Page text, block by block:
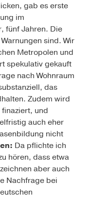
gab es erste
im
fünf Jahren. Die
sind. Wir
Metropolen und
spekulativ gekauft
nach Wohnraum
das
Zudem wird
und
auch eher
nicht
Da pflichte ich
hören, dass etwa
aber auch
Nachfrage bei